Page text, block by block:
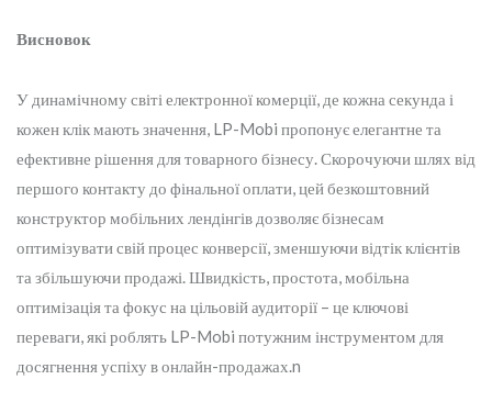
Висновок
У динамічному світі електронної комерції, де кожна секунда і
кожен клік мають значення, LP-Mobi пропонує елегантне та
ефективне рішення для товарного бізнесу. Скорочуючи шлях від
першого контакту до фінальної оплати, цей безкоштовний
конструктор мобільних лендінгів дозволяє бізнесам
оптимізувати свій процес конверсії, зменшуючи відтік клієнтів
та збільшуючи продажі. Швидкість, простота, мобільна
оптимізація та фокус на цільовій аудиторії – це ключові
переваги, які роблять LP-Mobi потужним інструментом для
досягнення успіху в онлайн-продажах.n